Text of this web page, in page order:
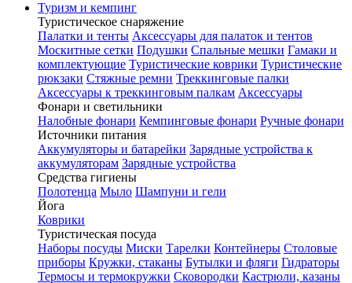
Туризм и кемпинг
Туристическое снаряжение
Палатки и тенты Аксессуары для палаток и тентов
Москитные сетки Подушки Спальные мешки Гамаки и
комплектующие Туристические коврики Туристические
рюкзаки Стяжные ремни Треккинговые палки
Аксессуары к треккинговым палкам Аксессуары
Фонари и светильники
Налобные фонари Кемпинговые фонари Ручные фонари
Источники питания
Аккумуляторы и батарейки Зарядные устройства к
аккумуляторам Зарядные устройства
Средства гигиены
Полотенца Мыло Шампуни и гели
Йога
Коврики
Туристическая посуда
Наборы посуды Миски Тарелки Контейнеры Столовые
приборы Кружки, стаканы Бутылки и фляги Гидраторы
Термосы и термокружки Сковородки Кастрюли, казаны